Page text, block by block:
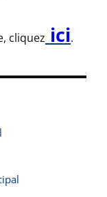
cliquez ici.